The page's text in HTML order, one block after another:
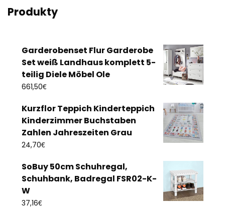
Produkty
Garderobenset Flur Garderobe
Set weiß Landhaus komplett 5-
teilig Diele Möbel Ole
661,50€
Kurzflor Teppich Kinderteppich
Kinderzimmer Buchstaben
Zahlen Jahreszeiten Grau
24,70€
SoBuy 50cm Schuhregal,
Schuhbank, Badregal FSR02-K-
W
37,16€